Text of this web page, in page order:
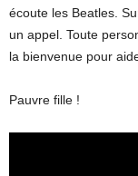
écoute les Beatles.
un appel. Toute
la bienvenue pour
Pauvre fille !